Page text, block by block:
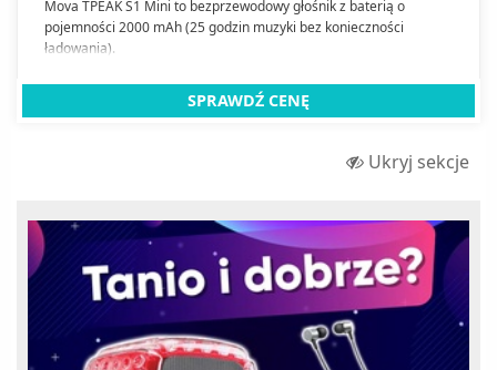
Mova TPEAK S1 Mini to bezprzewodowy głośnik z baterią o
pojemności 2000 mAh (25 godzin muzyki bez konieczności
ładowania).
SPRAWDŹ CENĘ
Ukryj sekcje